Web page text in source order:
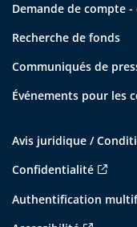
Demande de compte
Recherche de fonds
Communiqués de
Événements pour les
Avis juridique /
Confidentialité
Authentification